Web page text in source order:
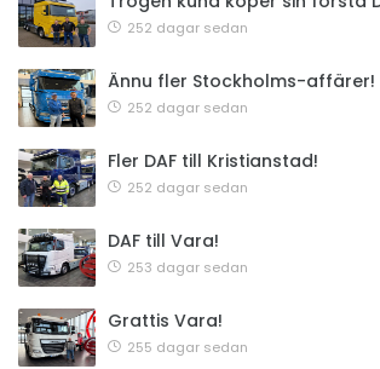
252 dagar sedan
Ännu fler Stockholms-affärer!
252 dagar sedan
Fler DAF till Kristianstad!
252 dagar sedan
DAF till Vara!
253 dagar sedan
Grattis Vara!
255 dagar sedan